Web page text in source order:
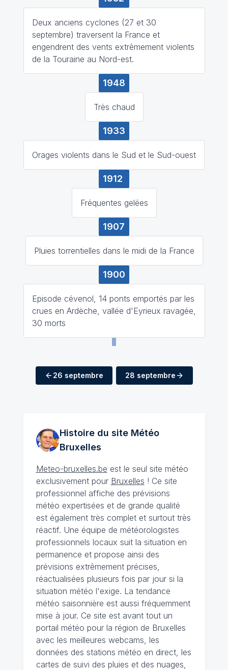
Deux anciens cyclones (27 et 30
septembre) traversent la France et
engendrent des vents extrêmement violents
de la Touraine au Nord-est.
1948
Très chaud
1933
Orages violents dans le Sud et le Sud-ouest
1912
Fréquentes gelées
1907
Pluies torrentielles dans le midi de la France
1900
Episode cévenol, 14 ponts emportés par les
crues en Ardèche, vallée d'Eyrieux ravagée,
30 morts
26 septembre 28 septembre
Histoire du site Météo
Bruxelles
Meteo-bruxelles.be est le seul site météo
exclusivement pour Bruxelles ! Ce site
professionnel affiche des prévisions
météo expertisées et de grande qualité
est également très complet et surtout très
réactif. Une équipe de météorologistes
professionnels locaux suit la situation en
permanence et propose ainsi des
prévisions extrêmement précises,
réactualisées plusieurs fois par jour si la
situation météo l'exige. La tendance
météo saisonnière est aussi fréquemment
mise à jour. Ce site est avant tout un
portail météo pour la région de Bruxelles
avec les meilleures webcams, les
données des stations météo en direct, les
cartes de suivi des pluies et des nuages,